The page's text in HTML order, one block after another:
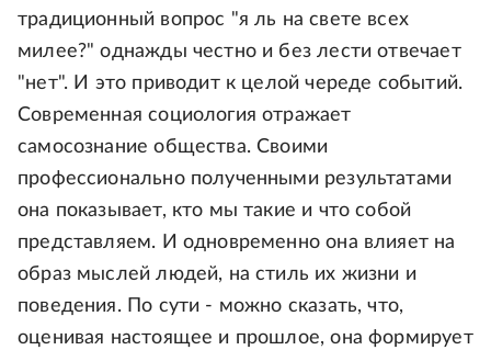
традиционный вопрос "я ль на свете всех
милее?" однажды честно и без лести отвечает
"нет". И это приводит к целой череде событий.
Современная социология отражает
самосознание общества. Своими
профессионально полученными результатами
она показывает, кто мы такие и что собой
представляем. И одновременно она влияет на
образ мыслей людей, на стиль их жизни и
поведения. По сути - можно сказать, что,
оценивая настоящее и прошлое, она формирует